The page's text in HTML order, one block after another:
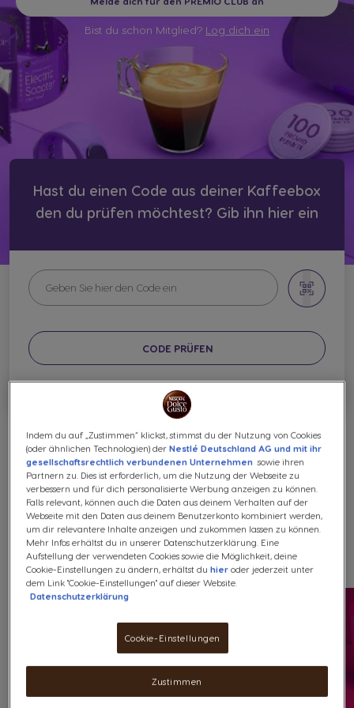
Bist du schon Mitglied? Log dich ein
Hast du einen Code aus deiner Kaffeebox
den du prüfen möchtest? Gib ihn hier ein
CODE PRÜFEN
Wie funktioniert der PREMIO CLUB?
Entdecke die PREMIO CLUB
Belohnungen
Indem du auf „Zustimmen“ klickst, stimmst du der Nutzung von Cookies
(oder ähnlichen Technologien) derNestlé Deutschland AG und mit ihr
gesellschaftsrechtlich verbundenen Unternehmen sowie ihren
Partnern zu. Dies ist erforderlich, um die Nutzung der Webseite zu
verbessern und für dich personalisierte Werbung anzeigen zu können.
Falls relevant, können auch die Daten aus deinem Verhalten auf der
Webseite mit den Daten aus deinem Benutzerkonto kombiniert werden,
um dir relevantere Inhalte anzeigen und zukommen lassen zu können.
Mehr Infos erhältst du in unserer Datenschutzerklärung. Eine
Aufstellung der verwendeten Cookies sowie die Möglichkeit, deine
Cookie-Einstellungen zu ändern, erhältst duhier oder jederzeit unter
dem Link "Cookie-Einstellungen" auf dieser Website.
Datenschutzerklärung
Cookie-Einstellungen
Zustimmen